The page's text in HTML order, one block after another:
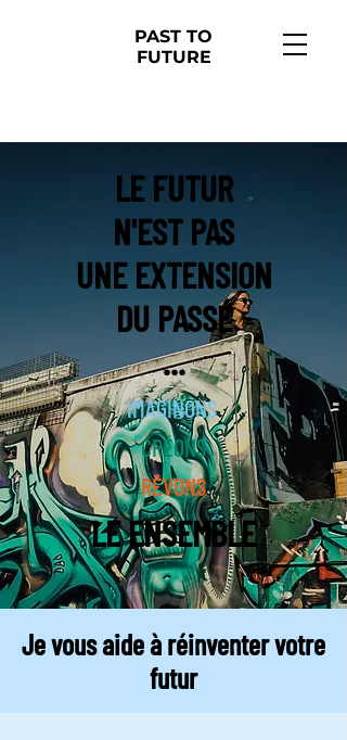
PAST TO
FUTURE
LE FUTUR
N'EST PAS
UNE EXTENSION
DU PASSÉ
...
IMAGINONS
CRÉONS
RÊVONS
LE ENSEMBLE
Je vous aide à réinventer votre
futur